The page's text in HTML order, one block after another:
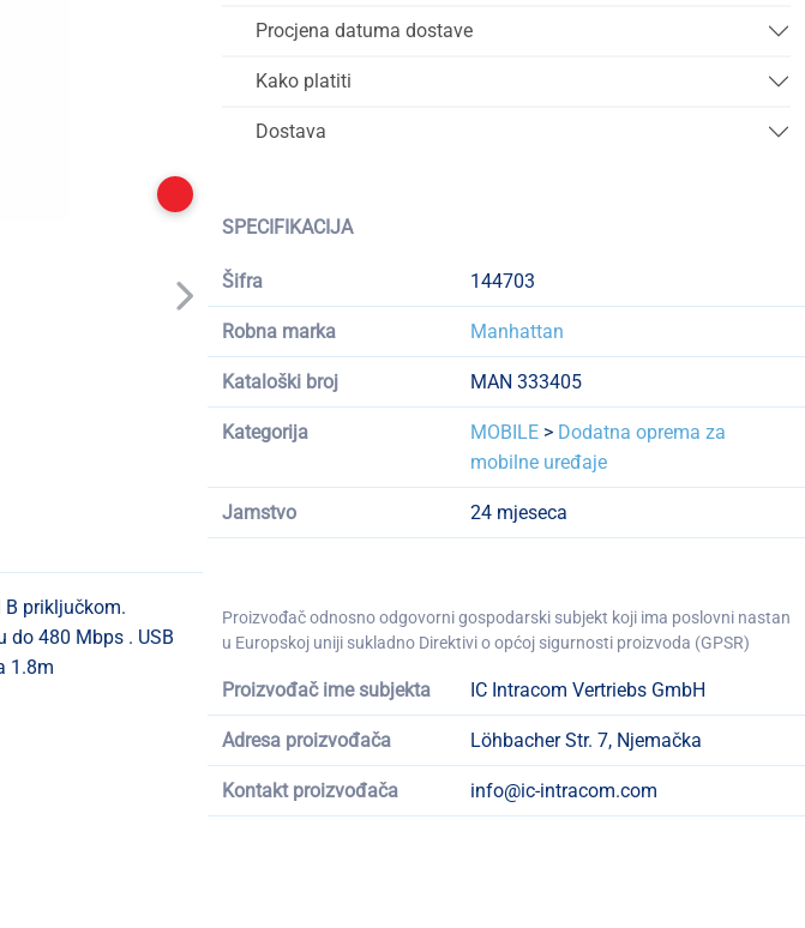
Procjena datuma dostave
Kako platiti
Dostava
SPECIFIKACIJA
Šifra 144703
Robna marka Manhattan
Kataloški broj MAN 333405
Kategorija MOBILE > Dodatna oprema za
mobilne uređaje
Jamstvo 24 mjeseca
Proizvođač odnosno odgovorni gospodarski subjekt koji ima poslovni nastan
u Europskoj uniji sukladno Direktivi o općoj sigurnosti proizvoda (GPSR)
Proizvođač ime subjekta IC Intracom Vertriebs GmbH
Adresa proizvođača Löhbacher Str. 7, Njemačka
Kontakt proizvođača info@ic-intracom.com
B priključkom.
do 480 Mbps . USB
1.8m